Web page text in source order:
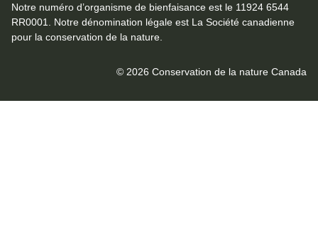
Notre numéro d’organisme de bienfaisance est le 11924 6544
RR0001. Notre dénomination légale est La Société canadienne
pour la conservation de la nature.
© 2026 Conservation de la nature Canada